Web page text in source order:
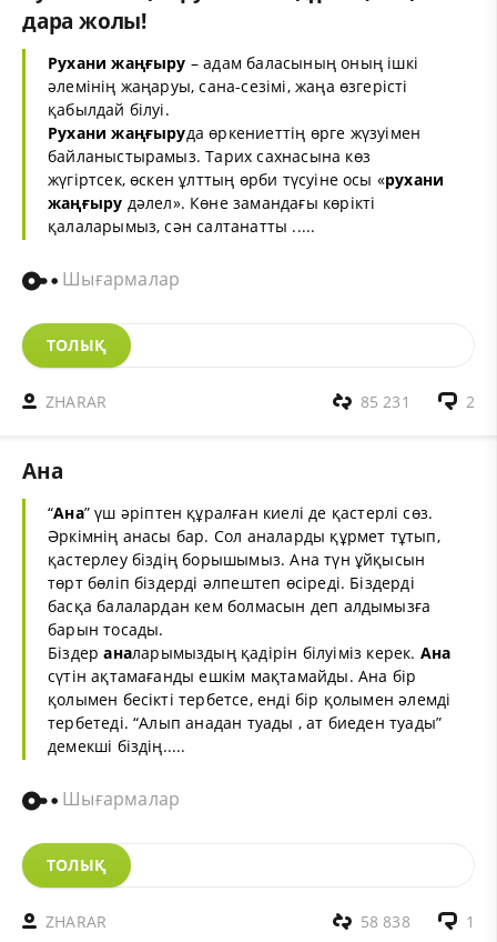
дара жолы!
Рухани жаңғыру – адам баласының оның ішкі
әлемінің жаңаруы, сана-сезімі, жаңа өзгерісті
қабылдай білуі.
Рухани жаңғыруда өркениеттің өрге жүзуімен
байланыстырамыз. Тарих сахнасына көз
жүгіртсек, өскен ұлттың өрби түсуіне осы «рухани
жаңғыру дәлел». Көне замандағы көрікті
қалаларымыз, сән салтанатты .....
Шығармалар
ТОЛЫҚ
ZHARAR 2
85 231
Ана
“Ана” үш әріптен құралған киелі де қастерлі сөз.
Әркімнің анасы бар. Сол аналарды құрмет тұтып,
қастерлеу біздің борышымыз. Ана түн ұйқысын
төрт бөліп біздерді әлпештеп өсіреді. Біздерді
басқа балалардан кем болмасын деп алдымызға
барын тосады.
Біздераналарымыздың қадірін білуіміз керек. Ана
сүтін ақтамағанды ешкім мақтамайды. Ана бір
қолымен бесікті тербетсе, енді бір қолымен әлемді
тербетеді. “Алып анадан туады , ат биеден туады”
демекші біздің.....
Шығармалар
ТОЛЫҚ
ZHARAR 1
58 838